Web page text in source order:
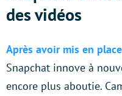
des vidéos
Après avoir mis en
Snapchat innove à
encore plus aboutie.